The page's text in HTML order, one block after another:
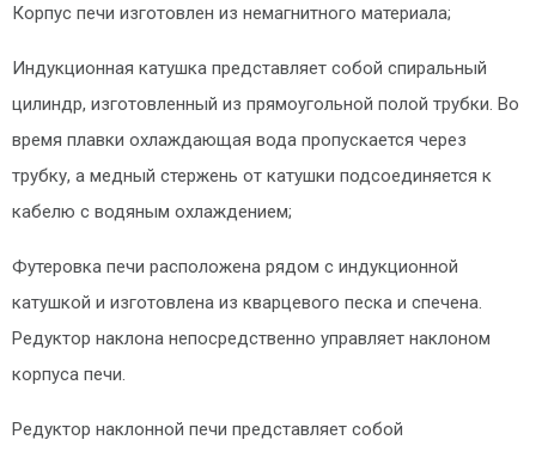
Корпус печи изготовлен из немагнитного материала;
Индукционная катушка представляет собой спиральный
цилиндр, изготовленный из прямоугольной полой трубки. Во
время плавки охлаждающая вода пропускается через
трубку, а медный стержень от катушки подсоединяется к
кабелю с водяным охлаждением;
Футеровка печи расположена рядом с индукционной
катушкой и изготовлена из кварцевого песка и спечена.
Редуктор наклона непосредственно управляет наклоном
корпуса печи.
Редуктор наклонной печи представляет собой